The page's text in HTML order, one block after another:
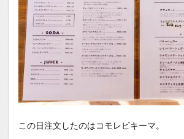
この日注文したのはコモレビキーマ。